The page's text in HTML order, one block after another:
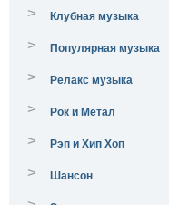
> Клубная музыка
> Популярная музыка
> Релакс музыка
> Рок и Метал
> Рэп и Хип Хоп
> Шансон